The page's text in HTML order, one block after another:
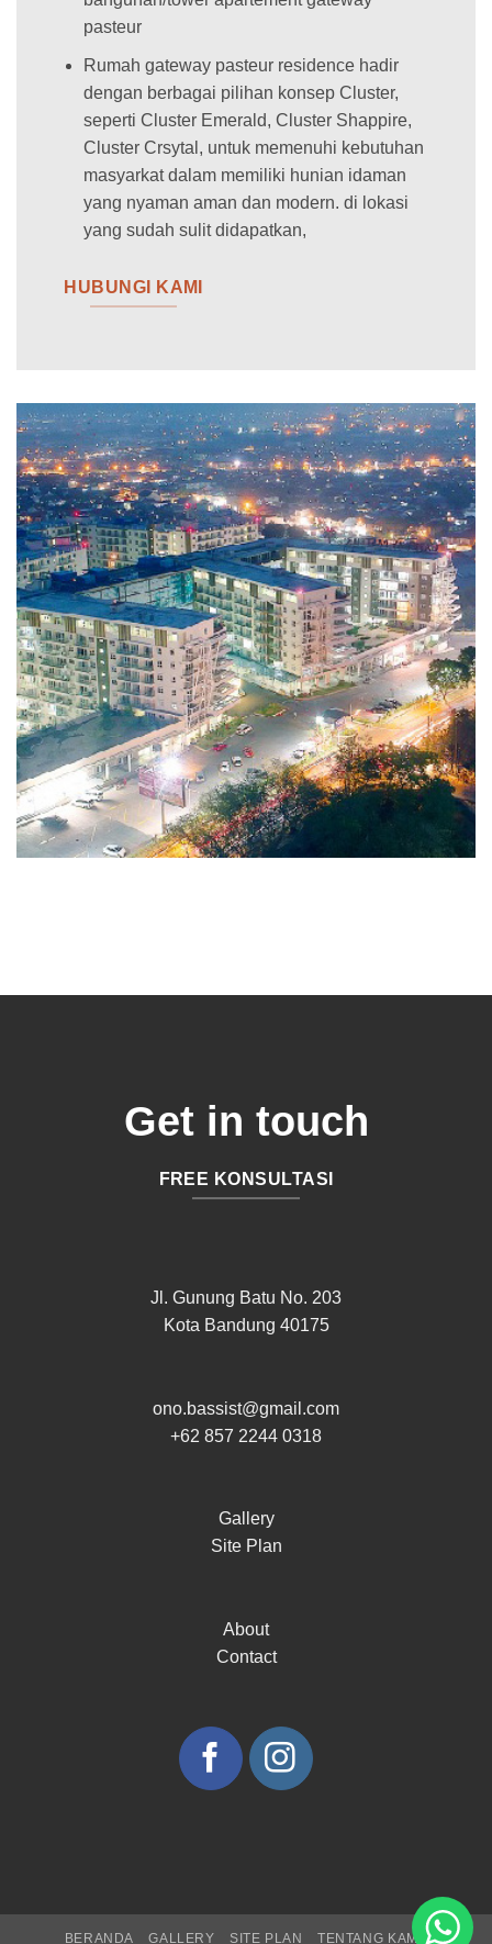
pasteur
Rumah gateway pasteur residence hadir
dengan berbagai pilihan konsep Cluster,
seperti Cluster Emerald, Cluster Shappire,
Cluster Crsytal, untuk memenuhi kebutuhan
masyarkat dalam memiliki hunian idaman
yang nyaman aman dan modern. di lokasi
yang sudah sulit didapatkan,
HUBUNGI KAMI
Get in touch
FREE KONSULTASI
Jl. Gunung Batu No. 203
Kota Bandung 40175
ono.bassist@gmail.com
+62 857 2244 0318
Gallery
Site Plan
About
Contact
BERANDA GALLERY SITE PLAN TENTANG KAMI